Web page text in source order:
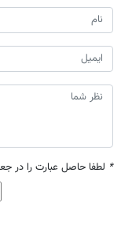
* لطفا حاصل عبارت را در